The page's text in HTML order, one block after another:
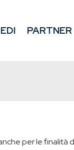
PARTNER
per le finalità